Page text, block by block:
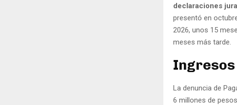
declaraciones
presentó en
2026, unos 15
meses más tarde.
La denuncia de
6 millones de